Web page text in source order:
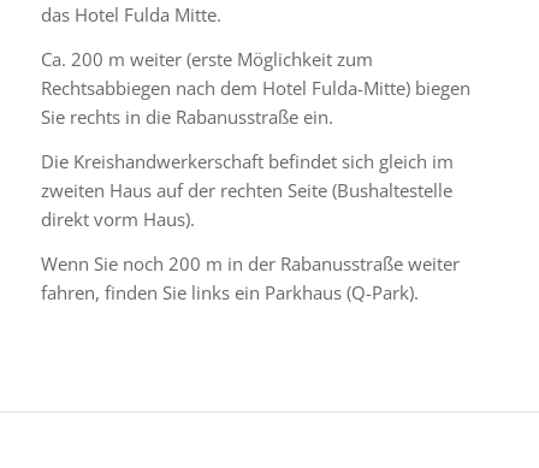
das Hotel Fulda Mitte.
Ca. 200 m weiter (erste Möglichkeit zum
Rechtsabbiegen nach dem Hotel Fulda-Mitte) biegen
Sie rechts in die Rabanusstraße ein.
Die Kreishandwerkerschaft befindet sich gleich im
zweiten Haus auf der rechten Seite (Bushaltestelle
direkt vorm Haus).
Wenn Sie noch 200 m in der Rabanusstraße weiter
fahren, finden Sie links ein Parkhaus (Q-Park).